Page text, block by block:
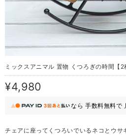
ミックスアニマル 置物 くつろぎの時間【2
¥4,980
なら 手数料無料で
チェアに座ってくつろいでいるネコとウサ